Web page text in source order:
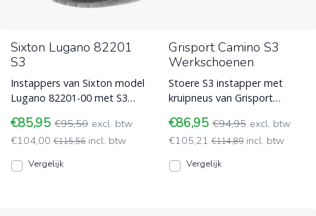
Sixton Lugano 82201
S3
Instappers van Sixton model
Lugano 82201-00 met S3
een veiligheidsneus en
Werkschoenen zonder veters
- instappers
€85,95 €95,50 excl. btw
€104,00 €115,56 incl. btw
Vergelijk
Grisport Camino S3
Werkschoenen
Stoere S3 instapper met
kruipneus van Grisport
heeft een Cambrelle voering.
Werkschoenen zonder veters
- instappers
€86,95 €94,95 excl. btw
€105,21 €114,89 incl. btw
Vergelijk